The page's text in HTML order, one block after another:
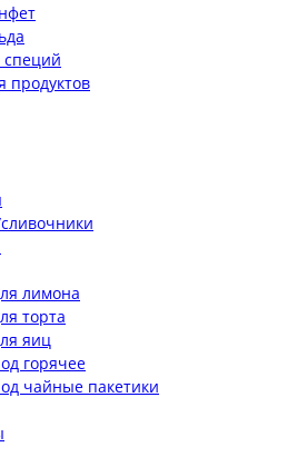
специй
продуктов
лимона
торта
яиц
горячее
чайные пакетики